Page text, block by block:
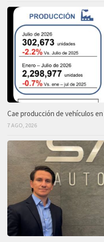
Cae producción de vehículos
7 AGO, 2026